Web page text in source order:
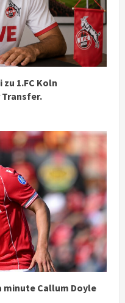
1.FC Koln
minute Callum Doyle